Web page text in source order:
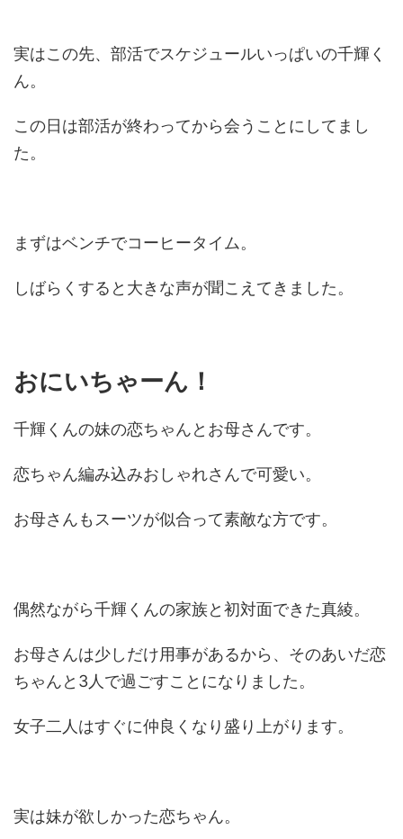
実はこの先、部活でスケジュールいっぱいの千輝く
ん。
この日は部活が終わってから会うことにしてまし
た。
まずはベンチでコーヒータイム。
しばらくすると大きな声が聞こえてきました。
おにいちゃーん！
千輝くんの妹の恋ちゃんとお母さんです。
恋ちゃん編み込みおしゃれさんで可愛い。
お母さんもスーツが似合って素敵な方です。
偶然ながら千輝くんの家族と初対面できた真綾。
お母さんは少しだけ用事があるから、そのあいだ恋
ちゃんと3人で過ごすことになりました。
女子二人はすぐに仲良くなり盛り上がります。
実は妹が欲しかった恋ちゃん。